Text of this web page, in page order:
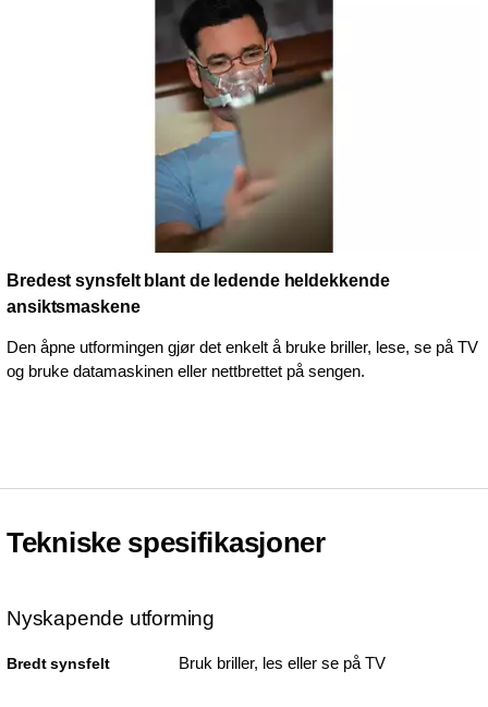
Bredest synsfelt blant de ledende heldekkende
ansiktsmaskene
Den åpne utformingen gjør det enkelt å bruke briller, lese, se på TV
og bruke datamaskinen eller nettbrettet på sengen.
Tekniske spesifikasjoner
Nyskapende utforming
Bredt synsfelt Bruk briller, les eller se på TV